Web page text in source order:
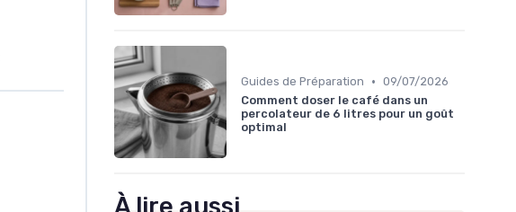
Guides de Préparation • 09/07/2026
Comment doser le café dans un
percolateur de 6 litres pour un goût
optimal